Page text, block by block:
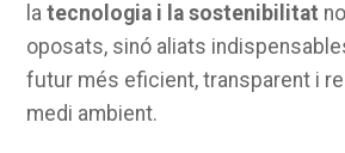
latecnologia i la sostenibilitat
oposats, sinó aliats
futur més eficient, transparent i
medi ambient.